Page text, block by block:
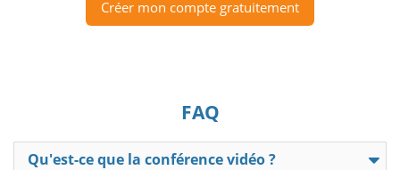
Créer mon compte gratuitement
FAQ
Qu'est-ce que la conférence vidéo ?